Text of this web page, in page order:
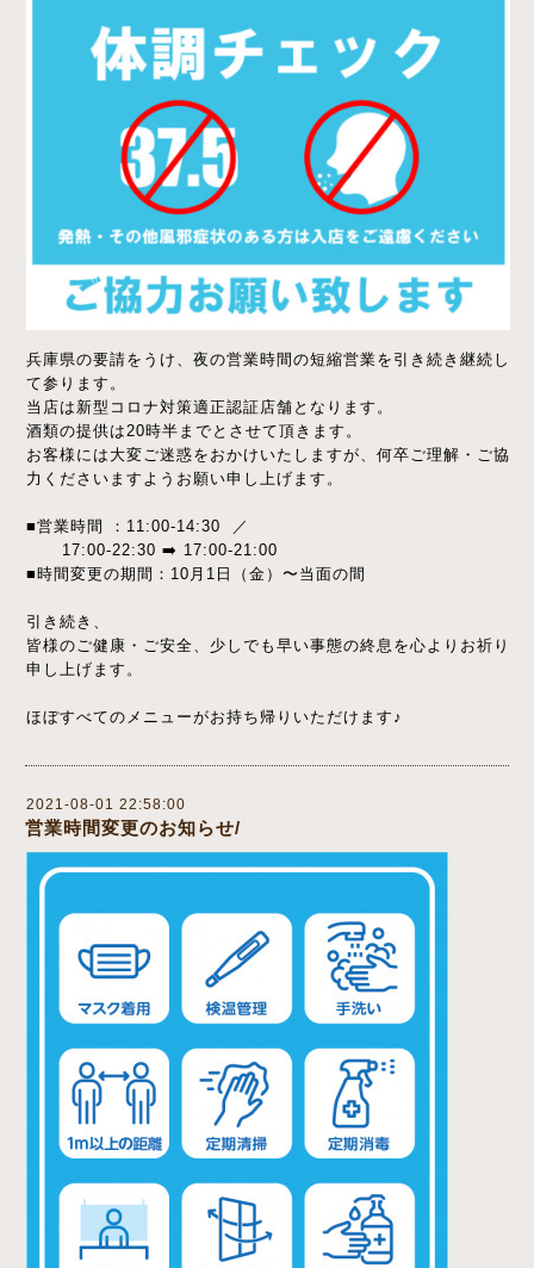
兵庫県の要請をうけ、夜の営業時間の短縮営業を引き続き継続し
て参ります。
当店は新型コロナ対策適正認証店舗となります。
酒類の提供は20時半までとさせて頂きます。
お客様には大変ご迷惑をおかけいたしますが、何卒ご理解・ご協
力くださいますようお願い申し上げます。
■営業時間 ：11:00-14:30 ／
17:00-22:30 ➡️ 17:00-21:00
■時間変更の期間：10月1日（金）〜当面の間
引き続き、
皆様のご健康・ご安全、少しでも早い事態の終息を心よりお祈り
申し上げます。
ほぼすべてのメニューがお持ち帰りいただけます♪
2021-08-01 22:58:00
営業時間変更のお知らせ/